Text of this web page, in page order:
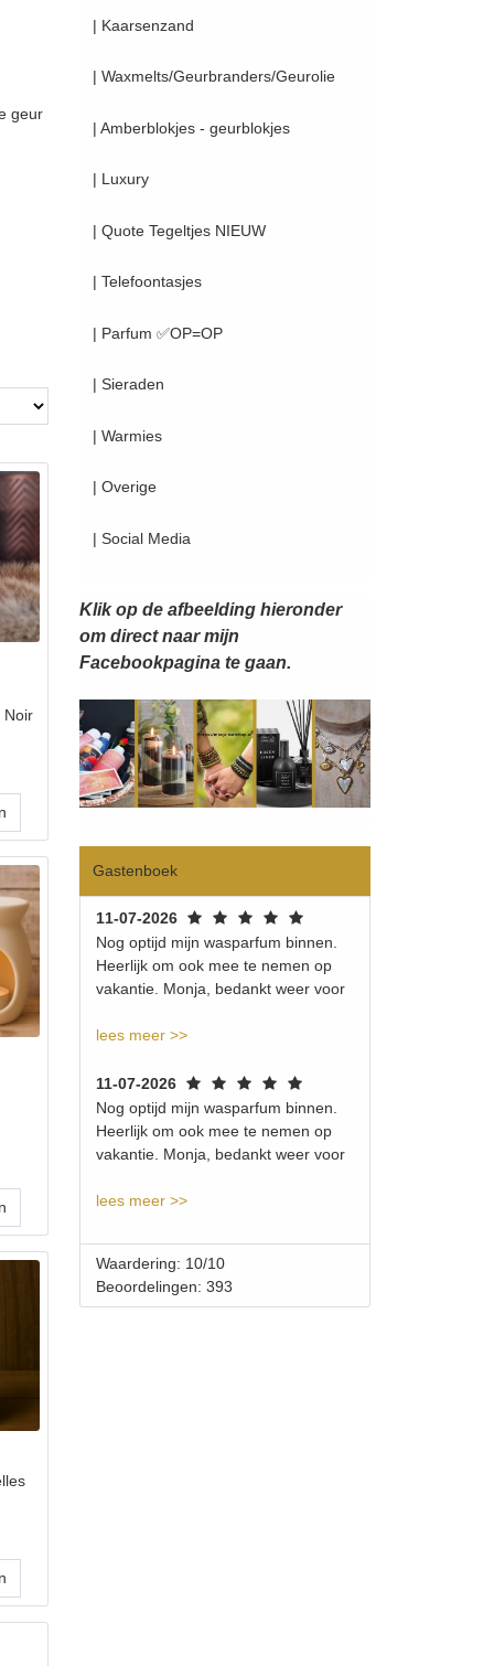
geur
Noir
| Kaarsenzand
| Waxmelts/Geurbranders/Geurolie
| Amberblokjes - geurblokjes
| Luxury
| Quote Tegeltjes NIEUW
| Telefoontasjes
| Parfum ✅OP=OP
| Sieraden
| Warmies
| Overige
| Social Media
Klik op de afbeelding hieronder
om direct naar mijn
Facebookpagina te gaan.
Gastenboek
11-07-2026
Nog optijd mijn wasparfum binnen.
Heerlijk om ook mee te nemen op
vakantie. Monja, bedankt weer voor
lees meer >>
11-07-2026
Nog optijd mijn wasparfum binnen.
Heerlijk om ook mee te nemen op
vakantie. Monja, bedankt weer voor
lees meer >>
Waardering: 10/10
Beoordelingen: 393